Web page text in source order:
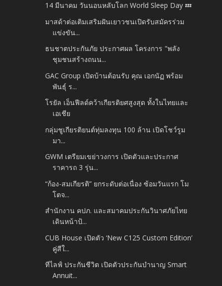
14 มีนาคม วันนอนหลับโลก World Sleep Day 💤
มาสด้าต่อเติมเสริมฝันเยาวชนเปิดรับสมัครร่วม
แข่งขัน...
ธนชาตประกันภัย ประกาศผล โครงการ "พลัง
ชุมชนสร้างถนน...
GAC Group เปิดบ้านต้อนรับ คุณ เอกนัฏ พร้อม
พันธุ์ ร...
โรยัล เอ็นฟีลด์คว้าเกียรติยศสูงสุด ทั้งในไทยและ
เอเชีย
กลุ่มชูเกียรติยนต์ทุ่มลงทุน 100 ล้าน เปิดโชว์รูม
มา...
GWM เตรียมเขย่าวงการ เปิดตัวและประกาศ
ราคารถ 3 รุ่น...
“ก้อง-สมเกียรติ” ยกระดับต่อเนื่อง ซ้อมวันแรก โม
โตจ...
สำนักงาน คปภ. และสมาคมประกันวินาศภัยไทย
เดินหน้าป้...
CUB House เปิดตัว ‘New C125 Custom Edition’
คู่สีใ...
ทีไลฟ์ ประกันชีวิต เปิดตัวประกันบำนาญ Smart
Annuit...